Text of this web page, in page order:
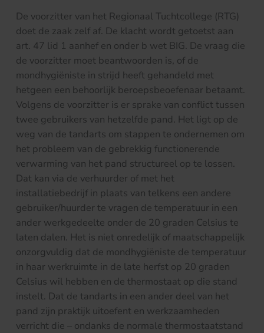
De voorzitter van het Regionaal Tuchtcollege (RTG)
doet de zaak zelf af. De klacht wordt getoetst aan
art. 47 lid 1 aanhef en onder b wet BIG. De vraag die
de voorzitter moet beantwoorden is, of de
mondhygiëniste in strijd heeft gehandeld met
hetgeen een behoorlijk beroepsbeoefenaar betaamt.
Volgens de voorzitter is er sprake van conflict tussen
twee gebruikers van hetzelfde pand. Het ligt op de
weg van de tandarts om stappen te ondernemen om
het probleem van de gebrekkig functionerende
verwarming van het pand structureel op te lossen.
Dat kan via de verhuurder of met het
installatiebedrijf in plaats van telkens een andere
gebruiker/huurder te vragen de temperatuur in een
ander werkgedeelte onder de 20 graden Celsius te
laten dalen. Het is niet onredelijk of maatschappelijk
onzorgvuldig dat de mondhygiëniste de temperatuur
in haar werkruimte in de late herfst op 20 graden
Celsius wil hebben en de thermostaat op die stand
instelt. Dat de tandarts in een ander deel van het
pand zijn praktijk uitoefent en werkzaamheden
verricht die – ondanks de normale thermostaatstand